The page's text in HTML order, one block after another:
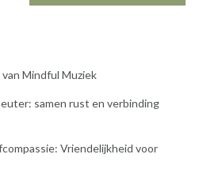
Mindful Muziek
samen rust en verbinding
Vriendelijkheid voor